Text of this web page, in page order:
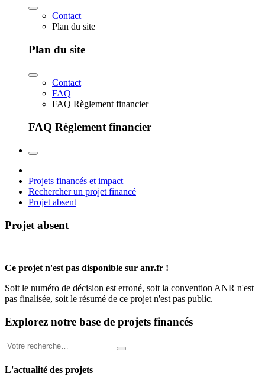
Contact
Plan du site
Plan du site
Contact
FAQ
FAQ Règlement financier
FAQ Règlement financier
Projets financés et impact
Rechercher un projet financé
Projet absent
Projet absent
Ce projet n'est pas disponible sur anr.fr !
Soit le numéro de décision est erroné, soit la convention ANR n'est
pas finalisée, soit le résumé de ce projet n'est pas public.
Explorez notre base de projets financés
L'actualité des projets